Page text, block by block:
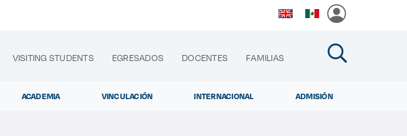
VISITING STUDENTS EGRESADOS DOCENTES FAMILIAS
ACADEMIA VINCULACIÓN INTERNACIONAL ADMISIÓN